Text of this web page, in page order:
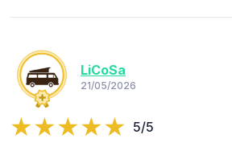
LiCoSa
21/05/2026
5/5